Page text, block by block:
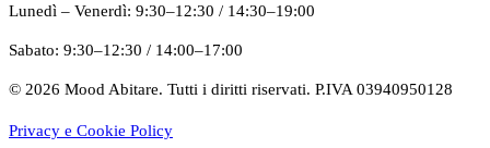
Lunedì – Venerdì: 9:30–12:30 / 14:30–19:00
Sabato: 9:30–12:30 / 14:00–17:00
© 2026 Mood Abitare. Tutti i diritti riservati. P.IVA 03940950128
Privacy e Cookie Policy